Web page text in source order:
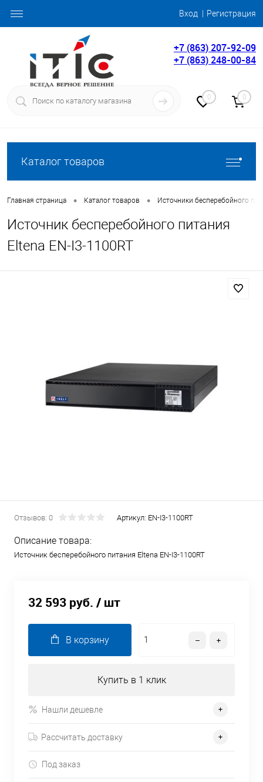
Вход Регистрация
+7 (863) 207-92-09
+7 (863) 248-00-84
0 0
Каталог товаров
Главная страница • Каталог товаров • Источники бесперебойного
Источник бесперебойного питания
Eltena EN-I3-1100RT
Отзывов: 0 Артикул: EN-I3-1100RT
Описание товара:
Источник бесперебойного питания Eltena EN-I3-1100RT
32 593 руб. / шт
В корзину
Купить в 1 клик
Нашли дешевле
Рассчитать доставку
Под заказ